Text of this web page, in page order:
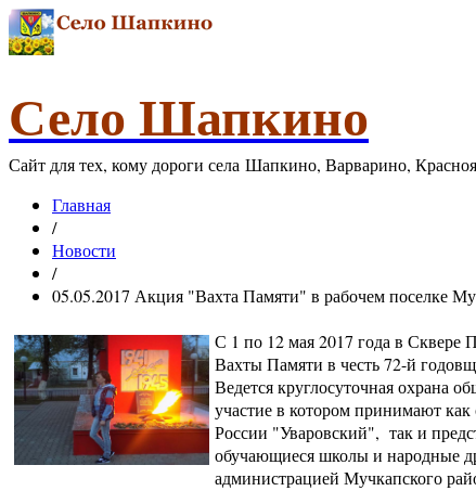
Село Шапкино
Сайт для тех, кому дороги села Шапкино, Варварино,
Главная
/
Новости
/
05.05.2017 Акция "Вахта Памяти" в рабочем поселке
С 1 по 12 мая 2017 года в Сквере
Вахты Памяти в честь 72-й
Ведется круглосуточная охрана
участие в котором принимают
России "Уваровский", так и
обучающиеся школы и народные
администрацией Мучкапского